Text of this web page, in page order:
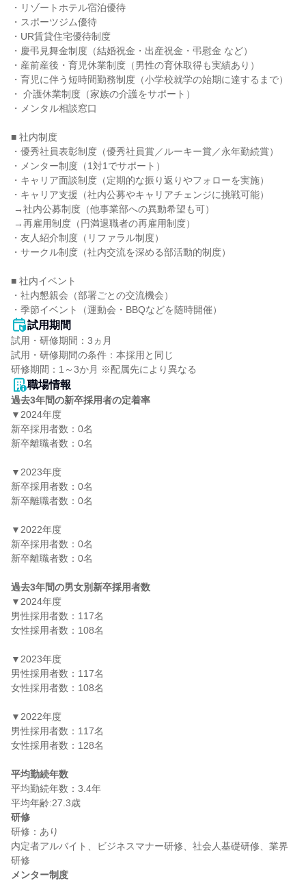
・リゾートホテル宿泊優待
・スポーツジム優待
・UR賃貸住宅優待制度
・慶弔見舞金制度（結婚祝金・出産祝金・弔慰金 など）
・産前産後・育児休業制度（男性の育休取得も実績あり）
・育児に伴う短時間勤務制度（小学校就学の始期に達するまで）
・ 介護休業制度（家族の介護をサポート）
・メンタル相談窓口
■ 社内制度
・優秀社員表彰制度（優秀社員賞／ルーキー賞／永年勤続賞）
・メンター制度（1対1でサポート）
・キャリア面談制度（定期的な振り返りやフォローを実施）
・キャリア支援（社内公募やキャリアチェンジに挑戦可能）
・友人紹介制度（リファラル制度）
・サークル制度（社内交流を深める部活動的制度）
■ 社内イベント
・社内懇親会（部署ごとの交流機会）
・季節イベント（運動会・BBQなどを随時開催）
試用期間
試用・研修期間：3ヵ月
試用・研修期間の条件：本採用と同じ
職場情報
過去3年間の新卒採用者の定着率
▼2024年度
新卒採用者数：0名
新卒離職者数：0名
▼2023年度
新卒採用者数：0名
新卒離職者数：0名
▼2022年度
新卒採用者数：0名
新卒離職者数：0名
過去3年間の男女別新卒採用者数
▼2024年度
男性採用者数：117名
女性採用者数：108名
▼2023年度
男性採用者数：117名
女性採用者数：108名
▼2022年度
男性採用者数：117名
女性採用者数：128名
平均勤続年数
平均勤続年数：3.4年
研修
研修：あり
内定者アルバイト、ビジネスマナー研修、社会人基礎研修、業界
メンター制度